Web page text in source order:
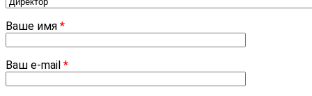
Ваше имя *
Ваш e-mail *